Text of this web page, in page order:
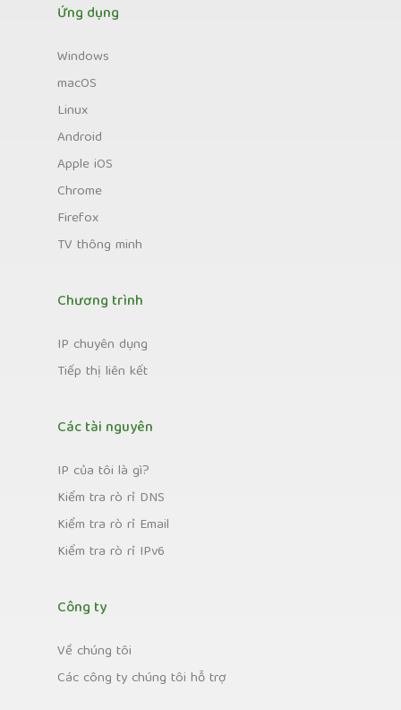
Ứng dụng
Windows
macOS
Linux
Android
Apple iOS
Chrome
Firefox
TV thông minh
Chương trình
IP chuyên dụng
Tiếp thị liên kết
Các tài nguyên
IP của tôi là gì?
Kiểm tra rò rỉ DNS
Kiểm tra rò rỉ Email
Kiểm tra rò rỉ IPv6
Công ty
Về chúng tôi
Các công ty chúng tôi hỗ trợ